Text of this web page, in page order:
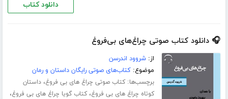
دانلود کتاب
🎧 دانلود کتاب صوتی چراغ‌های بی‌فروغ
از:شروود اندرسن
موضوع:کتاب‌های صوتی رایگان داستان و رمان
برچسب‌ها:کتاب صوتی چراغ های بی فروغ،داستان
کوتاه چراغ های بی فروغ،کتاب گویا چراغ های بی فروغ،